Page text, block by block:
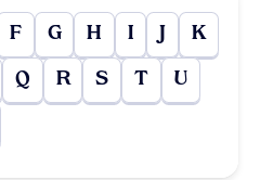
F G H I J K
Q R S T U